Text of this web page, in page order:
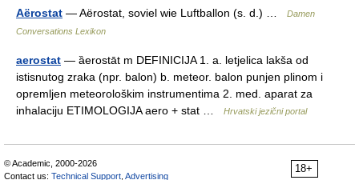
Aërostat — Aërostat, soviel wie Luftballon (s. d.) …
Damen
Conversations Lexikon
aerostat — ȁerostāt m DEFINICIJA 1. a. letjelica lakša od
istisnutog zraka (npr. balon) b. meteor. balon punjen plinom i
opremljen meteorološkim instrumentima 2. med. aparat za
inhalaciju ETIMOLOGIJA aero + stat …
Hrvatski jezični portal
18+
© Academic, 2000-2026
Contact us: Technical Support Advertising